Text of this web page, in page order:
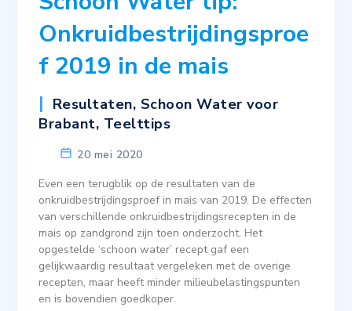
Onkruidbestrijdingsproe
f 2019 in de mais
Resultaten, Schoon Water voor
Brabant, Teelttips
20 mei 2020
Even een terugblik op de resultaten van de
onkruidbestrijdingsproef in mais van 2019. De effecten
van verschillende onkruidbestrijdingsrecepten in de
mais op zandgrond zijn toen onderzocht. Het
opgestelde ‘schoon water’ recept gaf een
gelijkwaardig resultaat vergeleken met de overige
recepten, maar heeft minder milieubelastingspunten
en is bovendien goedkoper.